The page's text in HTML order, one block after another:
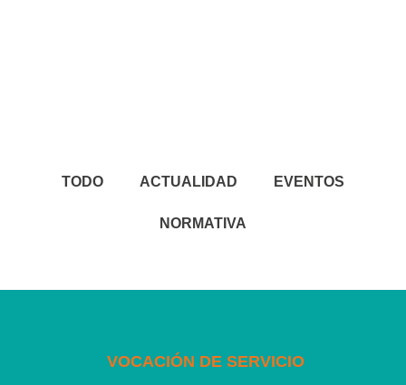
TODO ACTUALIDAD EVENTOS
NORMATIVA
VOCACIÓN DE SERVICIO